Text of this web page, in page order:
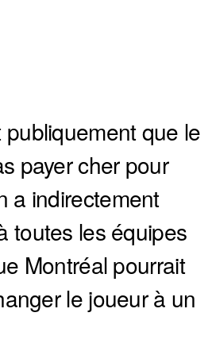
que le
payer cher pour
a indirectement
toutes les équipes
Montréal pourrait
le joueur à un